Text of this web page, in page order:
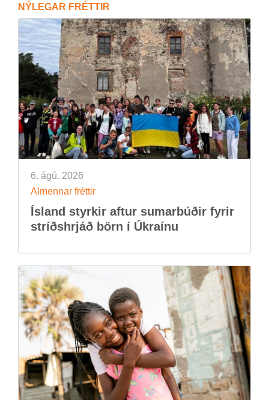
NÝ­LEG­AR FRÉTT­IR
6. ágú. 2026
Al­menn­ar frétt­ir
Ís­land styrk­ir aft­ur sum­ar­búð­ir fyr­ir
stríðs­hrjáð börn í Úkraínu